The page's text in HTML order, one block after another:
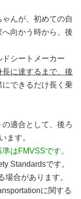
んが、初めての自
向かう時から、後
シートメーカー
に達するまで、後
できるだけ長く乗
適合として、後ろ
ます。
はFMVSSです。
Standardsです。
場合があります。
に関する